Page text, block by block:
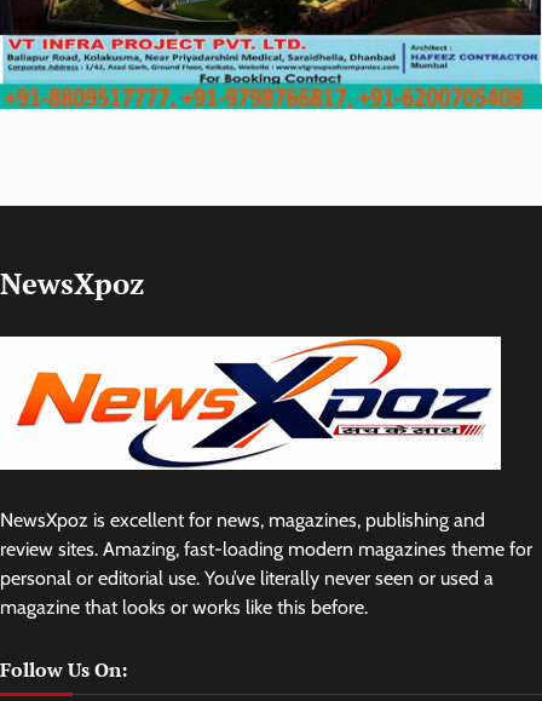
NewsXpoz
NewsXpoz is excellent for news, magazines, publishing and
review sites. Amazing, fast-loading modern magazines theme for
personal or editorial use. You’ve literally never seen or used a
magazine that looks or works like this before.
Follow Us On: